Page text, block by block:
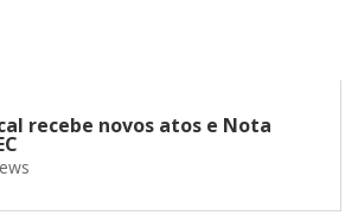
recebe novos atos e Nota